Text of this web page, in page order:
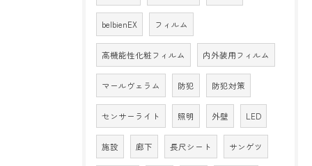
belbienEX フィルム
高機能性化粧フィルム 内外装用フィルム
マールヴェラム 防犯 防犯対策
センサーライト 照明 外壁 LED
施設 廊下 長尺シート サンゲツ